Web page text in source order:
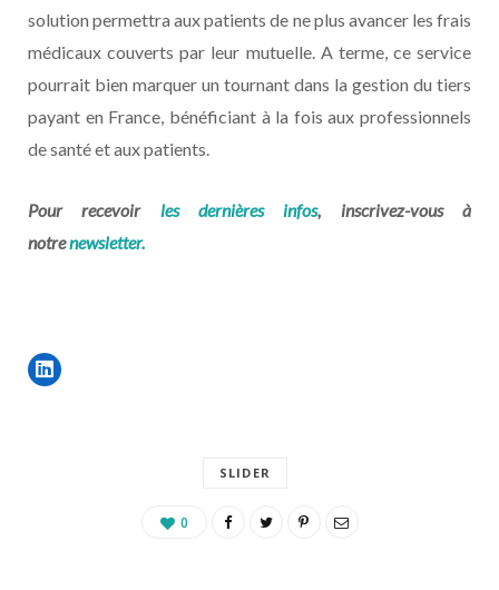
solution permettra aux patients de ne plus avancer les frais
médicaux couverts par leur mutuelle. A terme, ce service
pourrait bien marquer un tournant dans la gestion du tiers
payant en France, bénéficiant à la fois aux professionnels
de santé et aux patients.
Pour recevoir les dernières infos, inscrivez-vous à
notrenewsletter.
SLIDER
0